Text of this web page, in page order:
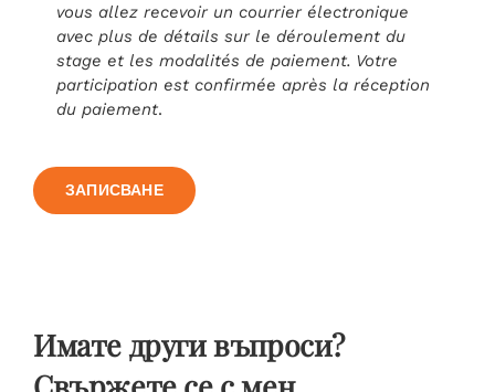
vous allez recevoir un courrier électronique
avec plus de détails sur le déroulement du
stage et les modalités de paiement. Votre
participation est confirmée après la réception
du paiement.
ЗАПИСВАНЕ
Имате други въпроси?